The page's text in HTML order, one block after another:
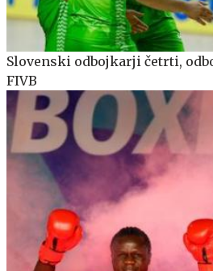
Slovenski odbojkarji četrti,
FIVB